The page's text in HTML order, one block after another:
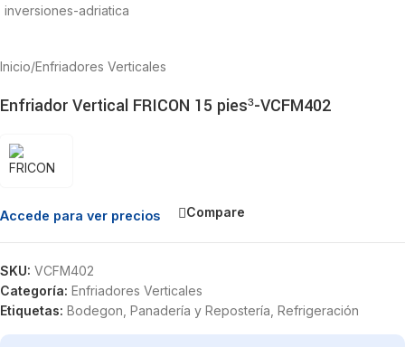
Inicio/Enfriadores Verticales
Enfriador Vertical FRICON 15 pies³-VCFM402
Accede para ver precios Compare
SKU: VCFM402
Categoría: Enfriadores Verticales
Etiquetas: Bodegon Panadería y Repostería Refrigeración